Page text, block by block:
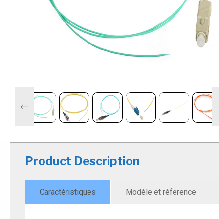
Previous
Product Description
Caractéristiques Modèle et référence